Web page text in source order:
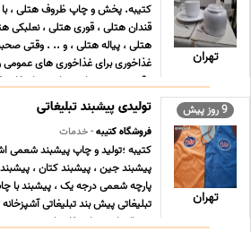
تهران
کتیبه. پخش و چاپ ظروف هتلی ، با
قندان هتلی ، قوری هتلی ، نعلبکی
هتلی ، پیاله هتلی ، و .. . وقتی
غذاخوری برای غذاخوری های عمومی
دقت بیشتری داشته باشید.
9 روز پیش
تهران
تولیدی پیشبند تبلیغاتی
فروشگاه کتیبه- خدمات
کتیبه ؛تولید و چاپ پیشبند شعمی
پیشبند جین ، پیشبند کتان ،
پارچه شعمی درجه یک ، پیشبند با
تبلیغاتی پیش بند تبلیغاتی
پوشاک است. استفاده از پیش بند